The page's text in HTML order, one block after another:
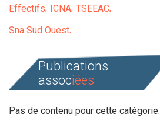
Effectifs ICNA TSEEAC
Sna Sud Ouest
Publications
associées
Pas de contenu pour cette catégorie.